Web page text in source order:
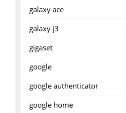
galaxy ace
galaxy j3
gigaset
google
google authenticator
google home